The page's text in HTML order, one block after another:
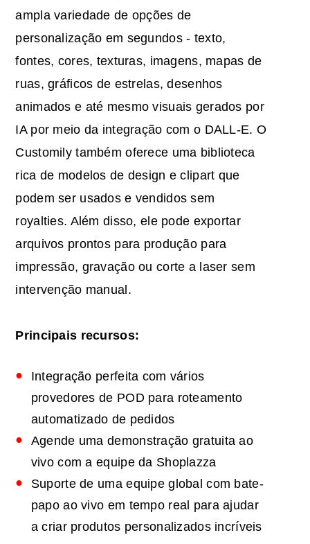
ampla variedade de opções de
personalização em segundos - texto,
fontes, cores, texturas, imagens, mapas de
ruas, gráficos de estrelas, desenhos
animados e até mesmo visuais gerados por
IA por meio da integração com o DALL-E. O
Customily também oferece uma biblioteca
rica de modelos de design e clipart que
podem ser usados e vendidos sem
royalties. Além disso, ele pode exportar
arquivos prontos para produção para
impressão, gravação ou corte a laser sem
intervenção manual.
Principais recursos:
Integração perfeita com vários
provedores de POD para roteamento
automatizado de pedidos
Agende uma demonstração gratuita ao
vivo com a equipe da Shoplazza
Suporte de uma equipe global com bate-
papo ao vivo em tempo real para ajudar
a criar produtos personalizados incríveis